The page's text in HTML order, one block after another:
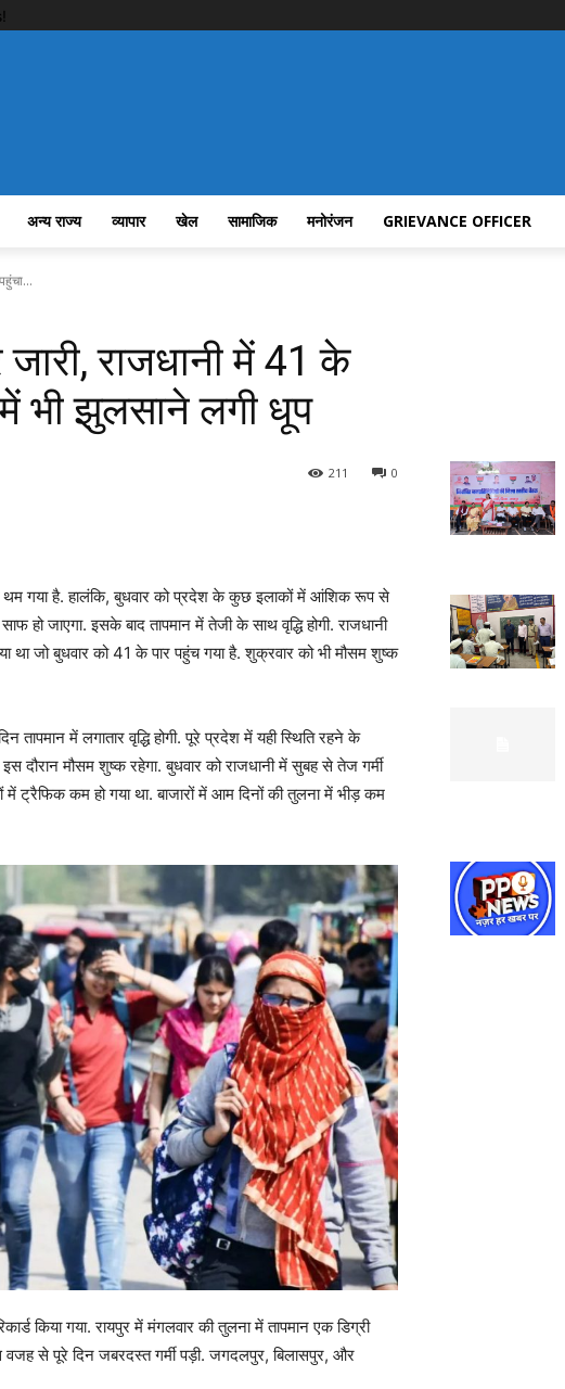
अन्य राज्य व्यापार खेल सामाजिक मनोरंजन GRIEVANCE OFFICER
जारी, राजधानी में 41 के
में भी झुलसाने लगी धूप
0
211
थम गया है. हालंकि, बुधवार को प्रदेश के कुछ इलाकों में आंशिक रूप से
जाएगा. इसके बाद तापमान में तेजी के साथ वृद्धि होगी. राजधानी
था जो बुधवार को 41 के पार पहुंच गया है. शुक्रवार को भी मौसम शुष्क
में लगातार वृद्धि होगी. पूरे प्रदेश में यही स्थिति रहने के
मौसम शुष्क रहेगा. बुधवार को राजधानी में सुबह से तेज गर्मी
ट्रैफिक कम हो गया था. बाजारों में आम दिनों की तुलना में भीड़ कम
किया गया. रायपुर में मंगलवार की तुलना में तापमान एक डिग्री
वजह से पूरे दिन जबरदस्त गर्मी पड़ी. जगदलपुर, बिलासपुर, और